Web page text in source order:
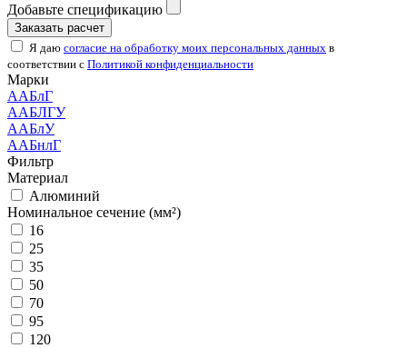
Добавьте спецификацию
Заказать расчет
Я даю согласие на обработку моих персональных данных в
соответствии с Политикой конфиденциальности
Марки
ААБлГ
ААБЛГУ
ААБлУ
ААБнлГ
Фильтр
Материал
Алюминий
Номинальное сечение (мм²)
16
25
35
50
70
95
120